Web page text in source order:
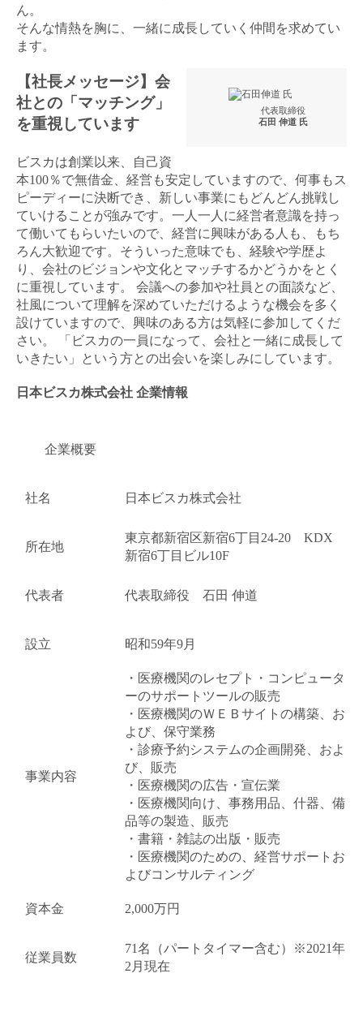
ん。
そんな情熱を胸に、一緒に成長していく仲間を求めてい
ます。
代表取締役
石田 伸道 氏
【社長メッセージ】会
社との「マッチング」
を重視しています
ビスカは創業以来、自己資
本100％で無借金、経営も安定していますので、何事もス
ピーディーに決断でき、新しい事業にもどんどん挑戦し
ていけることが強みです。一人一人に経営者意識を持っ
て働いてもらいたいので、経営に興味がある人も、もち
ろん大歓迎です。そういった意味でも、経験や学歴よ
り、会社のビジョンや文化とマッチするかどうかをとく
に重視しています。 会議への参加や社員との面談など、
社風について理解を深めていただけるような機会を多く
設けていますので、興味のある方は気軽に参加してくだ
さい。 「ビスカの一員になって、会社と一緒に成長して
いきたい」という方との出会いを楽しみにしています。
日本ビスカ株式会社 企業情報
企業概要
社名 日本ビスカ株式会社
所在地
東京都新宿区新宿6丁目24-20 KDX
新宿6丁目ビル10F
代表者 代表取締役 石田 伸道
設立 昭和59年9月
事業内容
・医療機関のレセプト・コンピュータ
ーのサポートツールの販売
・医療機関のＷＥＢサイトの構築、お
よび、保守業務
・診療予約システムの企画開発、およ
び、販売
・医療機関の広告・宣伝業
・医療機関向け、事務用品、什器、備
品等の製造、販売
・書籍・雑誌の出版・販売
・医療機関のための、経営サポートお
よびコンサルティング
資本金 2,000万円
従業員数
71名（パートタイマー含む）※2021年
2月現在